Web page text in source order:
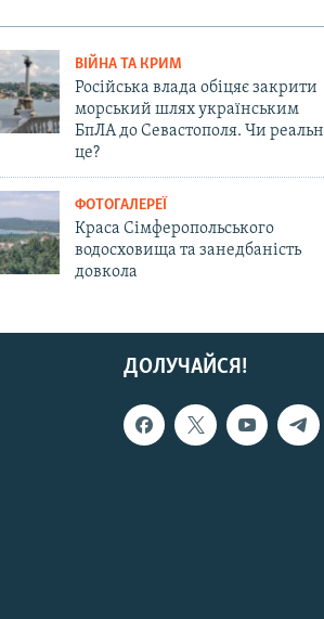
ВІЙНА ТА КРИМ
Російська влада обіцяє закрити
морський шлях українським
БпЛА до Севастополя. Чи
це?
ФОТОГАЛЕРЕЇ
Краса Сімферопольського
водосховища та занедбаність
довкола
ДОЛУЧАЙСЯ!